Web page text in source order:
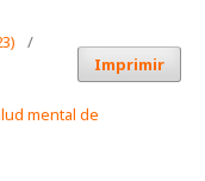
/
Imprimir
mental de